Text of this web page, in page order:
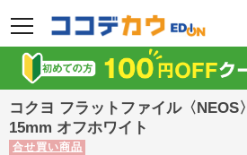
メニュー
コクヨ フラットファイル〈NEOS
15mm オフホワイト
合せ買い商品